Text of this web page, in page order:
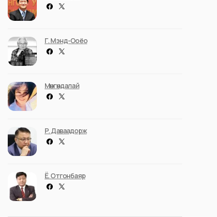
Г. Мэнд-Ооёо
Мөнгөндалай
Р. Даваадорж
Ё. Отгонбаяр